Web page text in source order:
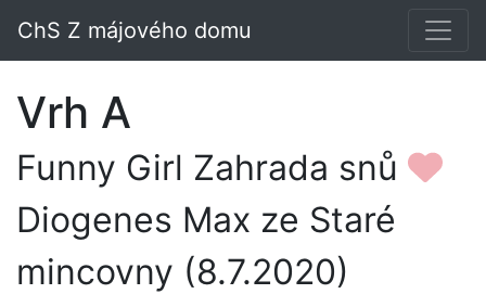
ChS Z májového domu
Vrh A
Funny Girl Zahrada snů
Diogenes Max ze Staré
mincovny (8.7.2020)